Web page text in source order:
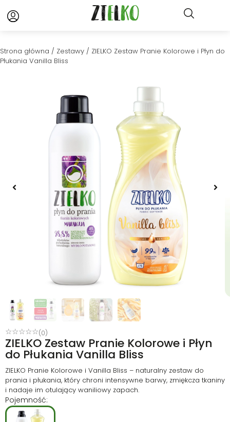
Strona główna / Zestawy / ZIELKO Zestaw Pranie Kolorowe i Płyn do
Płukania Vanilla Bliss
☆☆☆☆☆(0)
ZIELKO Zestaw Pranie Kolorowe i Płyn
do Płukania Vanilla Bliss
ZIELKO Pranie Kolorowe i Vanilla Bliss – naturalny zestaw do
prania i płukania, który chroni intensywne barwy, zmiękcza tkaniny
i nadaje im otulający waniliowy zapach.
Pojemność: